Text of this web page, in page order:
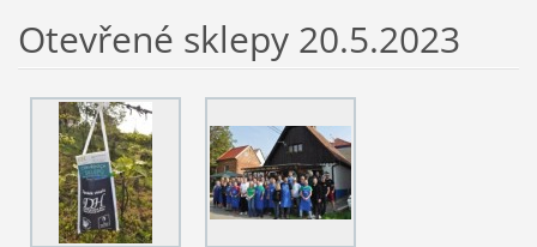
Otevřené sklepy 20.5.2023